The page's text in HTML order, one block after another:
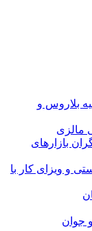
بلاروس و
مالزی
بازارهای
و ویزای کار با
جوان